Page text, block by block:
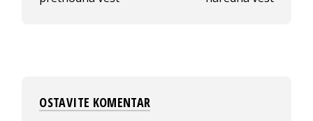
OSTAVITE KOMENTAR